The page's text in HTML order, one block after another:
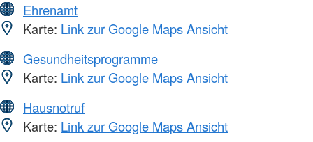
Ehrenamt
Karte: Link zur Google Maps Ansicht
Gesundheitsprogramme
Karte: Link zur Google Maps Ansicht
Hausnotruf
Karte: Link zur Google Maps Ansicht